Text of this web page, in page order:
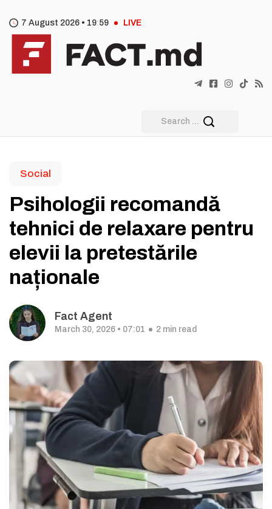
7 August 2026 • 19 59 LIVE
Social
Psihologii recomandă
tehnici de relaxare pentru
elevii la pretestările
naționale
Fact Agent
March 30, 2026 • 07:01 2 min read